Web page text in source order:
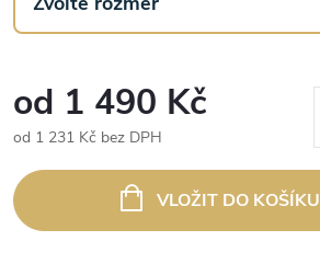
od 1 490 Kč
od 1 231 Kč bez DPH
cena:
VLOŽIT DO KOŠÍKU